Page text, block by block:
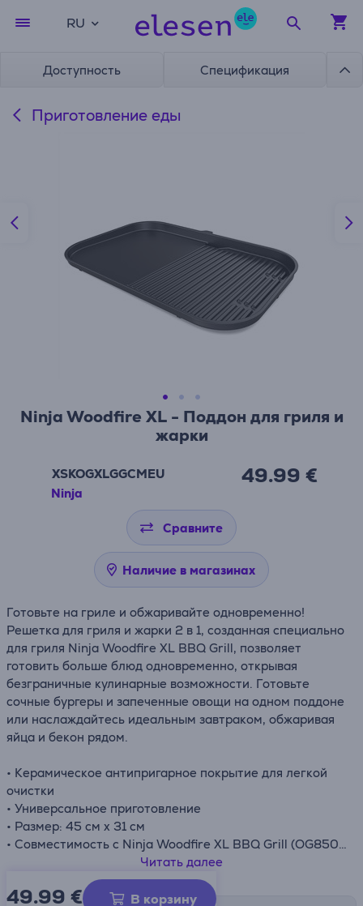
RU
Доступность Спецификация
Приготовление еды
Ninja Woodfire XL - Поддон для гриля и
жарки
XSKOGXLGGCMEU
Ninja
49.99 €
Сравните
Наличие в магазинах
Готовьте на гриле и обжаривайте одновременно!
Решетка для гриля и жарки 2 в 1, созданная специально
для гриля Ninja Woodfire XL BBQ Grill, позволяет
готовить больше блюд одновременно, открывая
безграничные кулинарные возможности. Готовьте
сочные бургеры и запеченные овощи на одном поддоне
или наслаждайтесь идеальным завтраком, обжаривая
яйца и бекон рядом.
• Керамическое антипригарное покрытие для легкой
очистки
• Универсальное приготовление
• Размер: 45 см x 31 см
• Совместимость с Ninja Woodfire XL BBQ Grill (OG850 /
Читать далее
49.99 € В корзину